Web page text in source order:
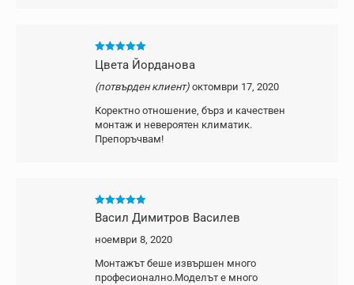
Оценено с5
от 5
Цвета Йорданова
(потвърден клиент) октомври 17, 2020
Коректно отношение, бърз и качествен
монтаж и невероятен климатик.
Препоръчвам!
Оценено с5
от 5
Васил Димитров Василев
ноември 8, 2020
Монтажът беше извършен много
професионално.Моделът е много